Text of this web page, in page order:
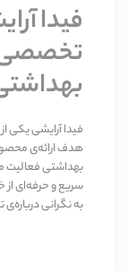
فیدا
تخصصی
فیدا آرایشییکی
هدف ارائه‌ی
بهداشتی فعالیت
سریع و حرفه‌ای از
به نگرانی